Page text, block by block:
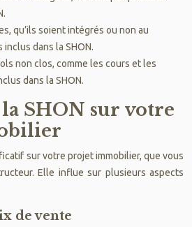
qu’ils soient intégrés ou non au
dans la SHON.
non clos, comme les cours et les
dans la SHON.
SHON sur votre
sur votre projet immobilier, que vous
Elle influe sur plusieurs aspects
de vente